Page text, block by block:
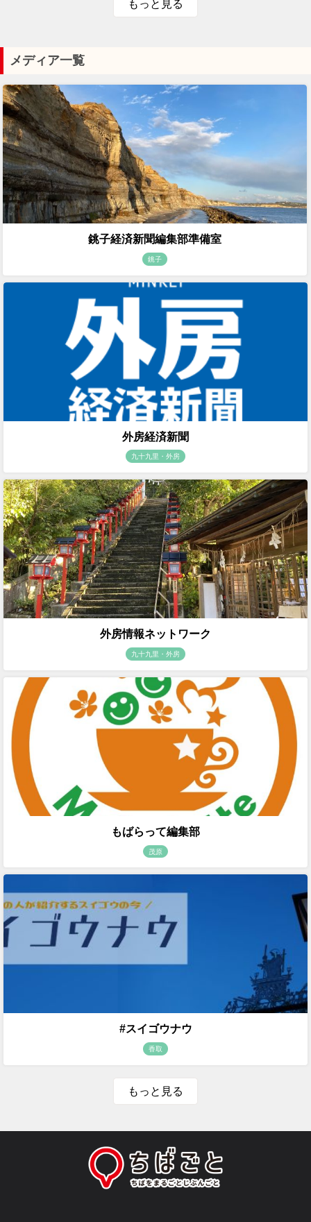
もっと見る
メディア一覧
銚子経済新聞編集部準備室
銚子
外房経済新聞
九十九里・外房
外房情報ネットワーク
九十九里・外房
もばらって編集部
茂原
#スイゴウナウ
香取
もっと見る